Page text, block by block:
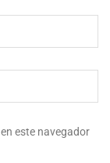
este navegador